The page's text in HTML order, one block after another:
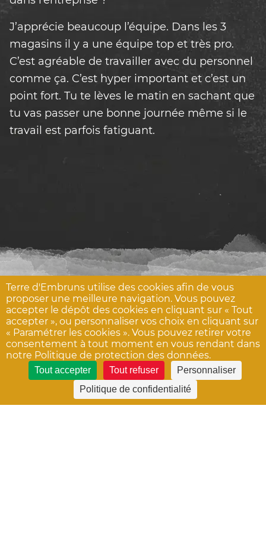
J’apprécie beaucoup l’équipe. Dans les 3
magasins il y a une équipe top et très pro.
C’est agréable de travailler avec du personnel
comme ça. C’est hyper important et c’est un
point fort. Tu te lèves le matin en sachant que
tu vas passer une bonne journée même si le
travail est parfois fatiguant.
Terre d'Embruns utilise des cookies afin de vous
proposer une meilleure navigation. Vous pouvez
accepter le dépôt des cookies en cliquant sur « Tout
accepter », ou personnaliser vos choix en cliquant sur
« Paramétrer les cookies ». Vous pouvez retirer votre
consentement à tout moment en vous rendant dans
notre Politique de protection des données.
Tout accepter Tout refuser
Personnaliser
Politique de confidentialité